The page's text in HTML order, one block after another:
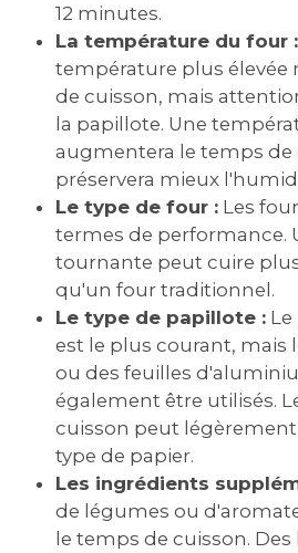
12 minutes.
La température du four :
température plus élevée
de cuisson, mais
la papillote. Une
augmentera le temps de
préservera mieux
Le type de four : Les
termes de performance.
tournante peut cuire
qu'un four traditionnel.
Le type de papillote :
est le plus courant, mais
ou des feuilles
également être utilisés.
cuisson peut légèrement
type de papier.
Les ingrédients
de légumes ou
le temps de cuisson.